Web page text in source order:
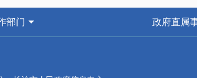
部门 政府直属